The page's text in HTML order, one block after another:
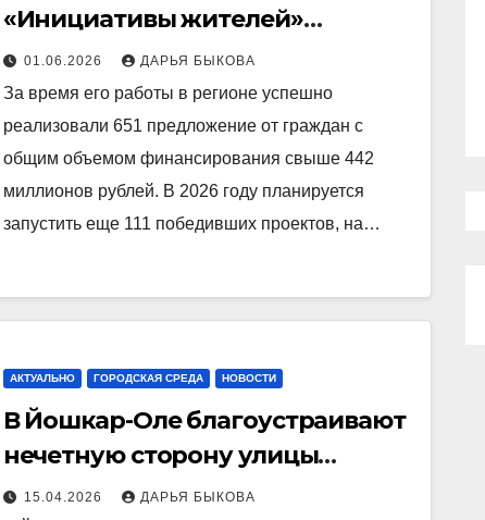
«Инициативы жителей»
стартовал в Марий Эл 1 июня
01.06.2026 ДАРЬЯ БЫКОВА
За время его работы в регионе успешно
реализовали 651 предложение от граждан с
общим объемом финансирования свыше 442
миллионов рублей. В 2026 году планируется
запустить еще 111 победивших проектов, на…
АКТУАЛЬНО ГОРОДСКАЯ СРЕДА НОВОСТИ
В Йошкар-Оле благоустраивают
нечетную сторону улицы
Строителей
15.04.2026 ДАРЬЯ БЫКОВА